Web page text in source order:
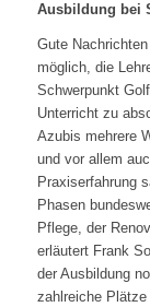
Ausbildung bei
Gute
möglich, die
Schwerpunkt
Unterricht zu
Azubis mehrere
und vor allem
Praxiserfahrung
Phasen
Pflege, der
erläutert Frank
der Ausbildung
zahlreiche